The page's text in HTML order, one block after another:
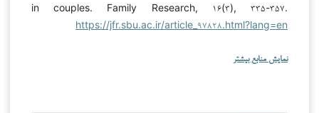
in couples. Family Research, ۱۶(۳), ۳۳۵-۳۵۷.
https://jfr.sbu.ac.ir/article_۹۷۸۲۸.html?lang=en
نمایش منابع بیشتر